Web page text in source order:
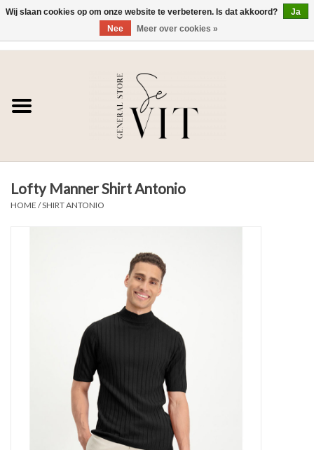
SE VIT
HEREN
Lofty Manner Shirt Antonio
HOME /SHIRT ANTONIO
Wij slaan cookies op om onze website te verbeteren. Is dat akkoord?
Ja
Nee
Meer over cookies »